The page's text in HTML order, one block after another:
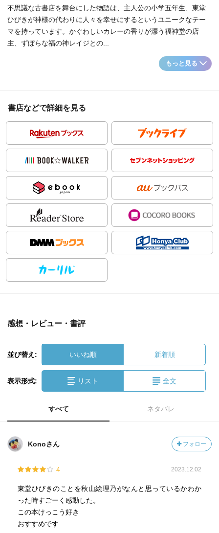
不思議な古書店を舞台にした物語は、主人公の小学五年生、東堂
ひびきが神様の代わりに人々を幸せにするというユニークなテー
マを持っています。かぐわしいカレーの香りが漂う福神堂の店
主、ずぼらな福の神レイジとの...
もっと見る
書店などで詳細を見る
感想・レビュー・書評
並び替え: いいね順 新着順
表示形式: リスト 全文
すべて ネタバレ
Konoさん フォロー
4 2023.12.02
東堂ひびきのことを秋山絵理乃がなんと思っているかわか
った時すごーく感動した。
この本けっこう好き
おすすめです